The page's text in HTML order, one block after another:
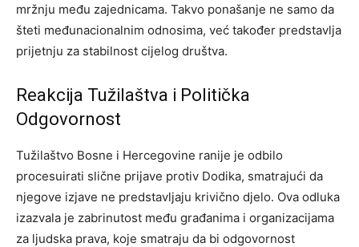
mržnju među zajednicama. Takvo ponašanje ne samo da
šteti međunacionalnim odnosima, već također predstavlja
prijetnju za stabilnost cijelog društva.
Reakcija Tužilaštva i Politička
Odgovornost
Tužilaštvo Bosne i Hercegovine ranije je odbilo
procesuirati slične prijave protiv Dodika, smatrajući da
njegove izjave ne predstavljaju krivično djelo. Ova odluka
izazvala je zabrinutost među građanima i organizacijama
za ljudska prava, koje smatraju da bi odgovornost